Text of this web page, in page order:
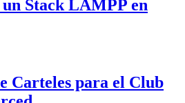
un Stack LAMPP en
Carteles para el Club